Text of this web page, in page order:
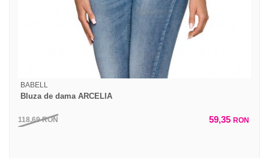
BABELL
Bluza de dama ARCELIA
118,69RON 59,35 RON